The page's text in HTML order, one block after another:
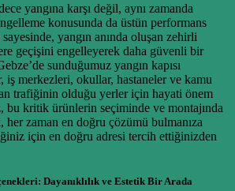
yangına karşı değil, aynı zamanda
konusunda da üstün performans
yangın anında oluşan zehirli
geçişini engelleyerek daha güvenli bir
sunduğumuz yangın kapısı
iş merkezleri, okullar, hastaneler ve kamu
trafiğinin olduğu yerler için hayati önem
bu kritik ürünlerin seçiminde ve montajında
her zaman en doğru çözümü bulmanıza
için en doğru adresi tercih ettiğinizden
Dayanıklılık ve Estetik Bir Arada